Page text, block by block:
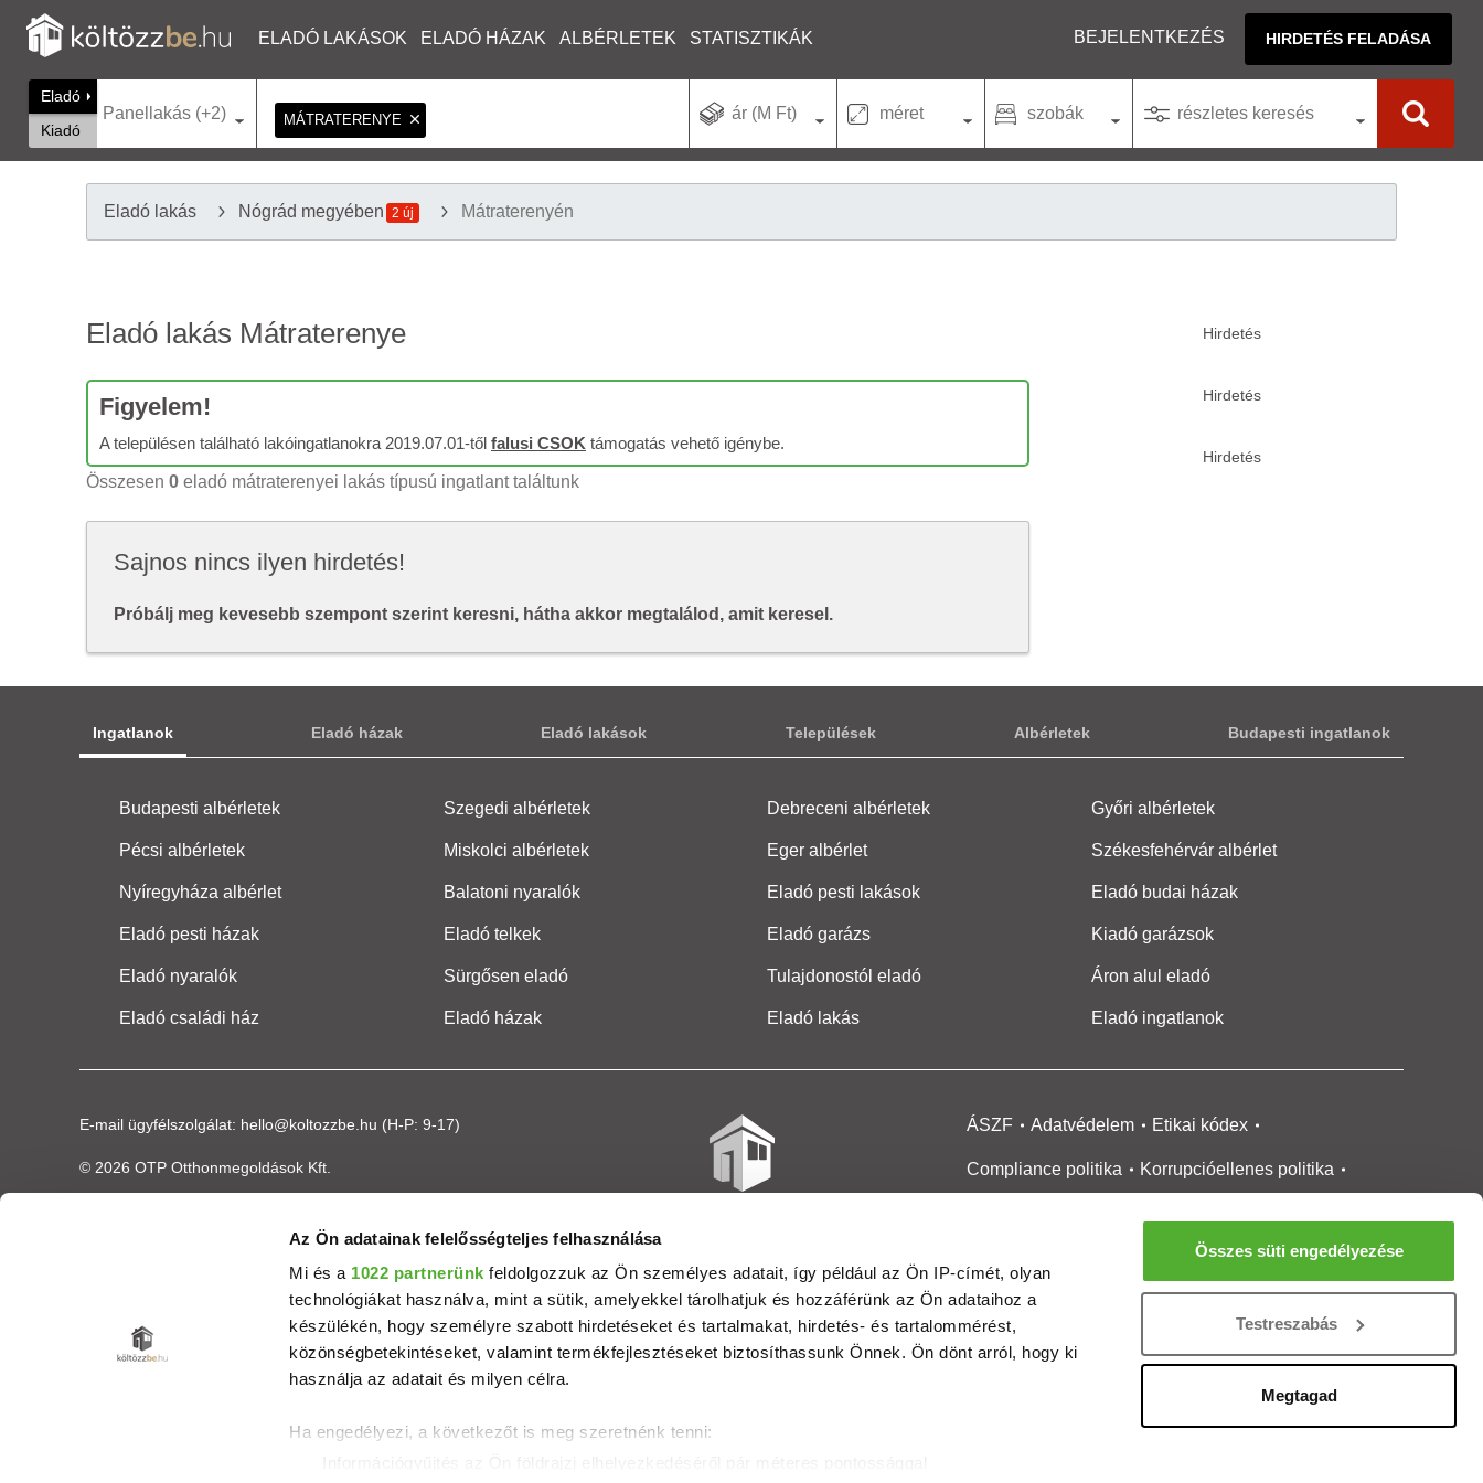
Az Ön adatainak felelősségteljes felhasználása
Mi és a 1022 partnerünk feldolgozzuk az Ön személyes adatait, így például az Ön IP-címét, olyan
technológiákat használva, mint a sütik, amelyekkel tárolhatjuk és hozzáférünk az Ön adataihoz a
készülékén, hogy személyre szabott hirdetéseket és tartalmakat, hirdetés- és tartalommérést,
közönségbetekintéseket, valamint termékfejlesztéseket biztosíthassunk Önnek. Ön dönt arról, hogy ki
használja az adatait és milyen célra.
Ha engedélyezi, a következőt is meg szeretnénk tenni:
Összes süti engedélyezése
Testreszabás
Megtagad
ELADÓ LAKÁSOK ELADÓ HÁZAK ALBÉRLETEK STATISZTIKÁK BEJELENTKEZÉS HIRDETÉS FELADÁSA
Eladó
Kiadó
Panellakás (+2) MÁTRATERENYE ár (M Ft) méret szobák részletes keresés
Eladó lakás Nógrád megyében 2 új Mátraterenyén
Eladó lakás Mátraterenye
Figyelem!
A településen található lakóingatlanokra 2019.07.01-től falusi CSOK támogatás vehető igénybe.
Összesen 0 eladó mátraterenyei lakás típusú ingatlant találtunk
Sajnos nincs ilyen hirdetés!
Próbálj meg kevesebb szempont szerint keresni, hátha akkor megtalálod, amit keresel.
Ingatlanok Eladó házak Eladó lakások Települések Albérletek Budapesti ingatlanok
Budapesti albérletek Szegedi albérletek Debreceni albérletek Győri albérletek
Pécsi albérletek Miskolci albérletek Eger albérlet Székesfehérvár albérlet
Nyíregyháza albérlet Balatoni nyaralók Eladó pesti lakások Eladó budai házak
Eladó pesti házak Eladó telkek Eladó garázs Kiadó garázsok
Eladó nyaralók Sürgősen eladó Tulajdonostól eladó Áron alul eladó
Eladó családi ház Eladó házak Eladó lakás Eladó ingatlanok
E-mail ügyfélszolgálat: hello@koltozzbe.hu (H-P: 9-17)
© 2026 OTP Otthonmegoldások Kft.
ÁSZF Adatvédelem Etikai kódex
Compliance politika Korrupcióellenes politika
Médiaajánlat
Ingatlanközvetítőknek
Magánszemélyeknek
Új építésű lakások
Tartalommoderálási jelentés